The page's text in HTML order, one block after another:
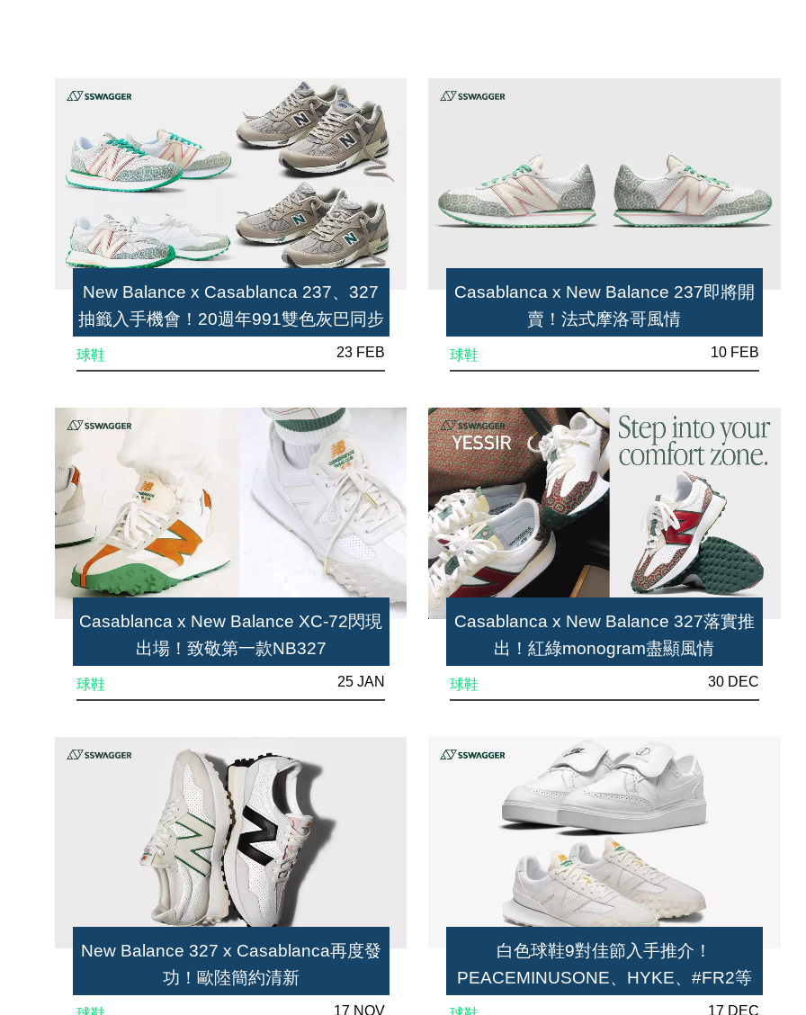
New Balance x Casablanca 237、327
抽籤入手機會！20週年991雙色灰巴同步
球鞋 23 FEB
Casablanca x New Balance XC-72閃現
出場！致敬第一款NB327
球鞋 25 JAN
New Balance 327 x Casablanca再度發
功！歐陸簡約清新
17 NOV
Casablanca x New Balance 237即將開
賣！法式摩洛哥風情
球鞋 10 FEB
Casablanca x New Balance 327落實推
出！紅綠monogram盡顯風情
球鞋 30 DEC
白色球鞋9對佳節入手推介！
PEACEMINUSONE、HYKE、#FR2等
17 DEC